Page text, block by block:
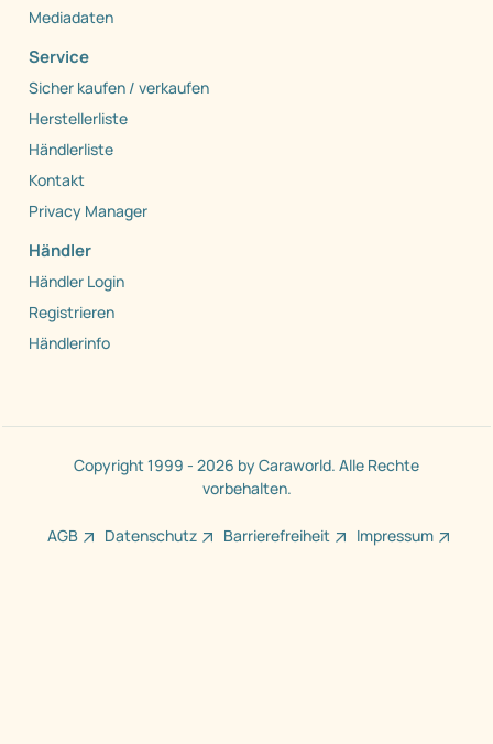
Mediadaten
Service
Sicher kaufen / verkaufen
Herstellerliste
Händlerliste
Kontakt
Privacy Manager
Händler
Händler Login
Registrieren
Händlerinfo
Copyright 1999 - 2026 by Caraworld. Alle Rechte
vorbehalten.
AGB Datenschutz Barrierefreiheit Impressum